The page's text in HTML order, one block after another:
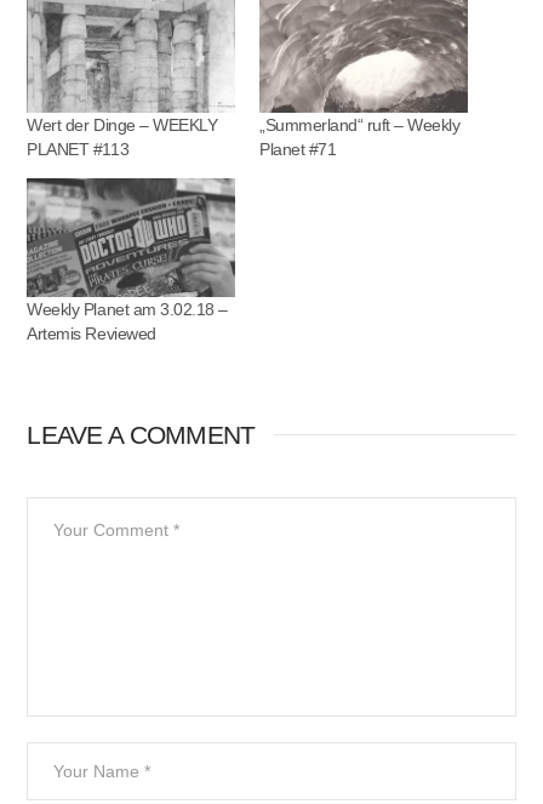
Wert der Dinge – WEEKLY
PLANET #113
„Summerland“ ruft – Weekly
Planet #71
Weekly Planet am 3.02.18 –
Artemis Reviewed
LEAVE A COMMENT